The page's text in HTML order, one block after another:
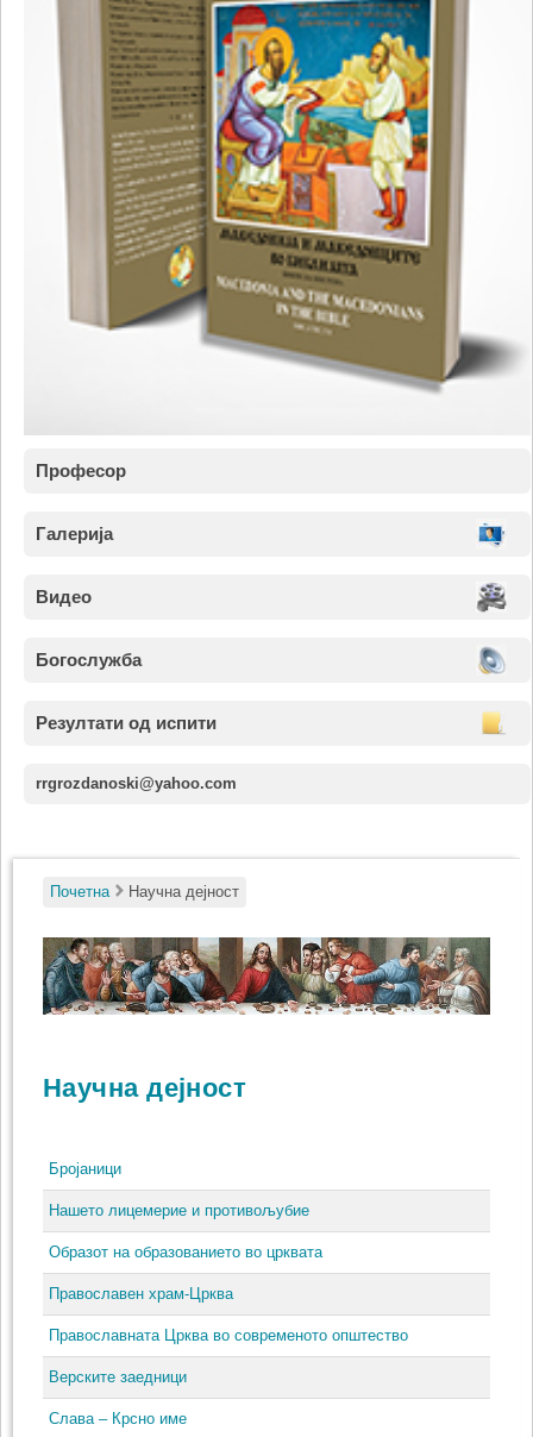
Професор
Галерија
Видео
Богослужба
Резултати од испити
rrgrozdanoski@yahoo.com
Почетна Научна дејност
Научна дејност
Бројаници
Нашето лицемерие и противољубие
Образот на образованието во црквата
Православен храм-Црква
Православната Црква во современото општество
Верските заедници
Слава – Крсно име